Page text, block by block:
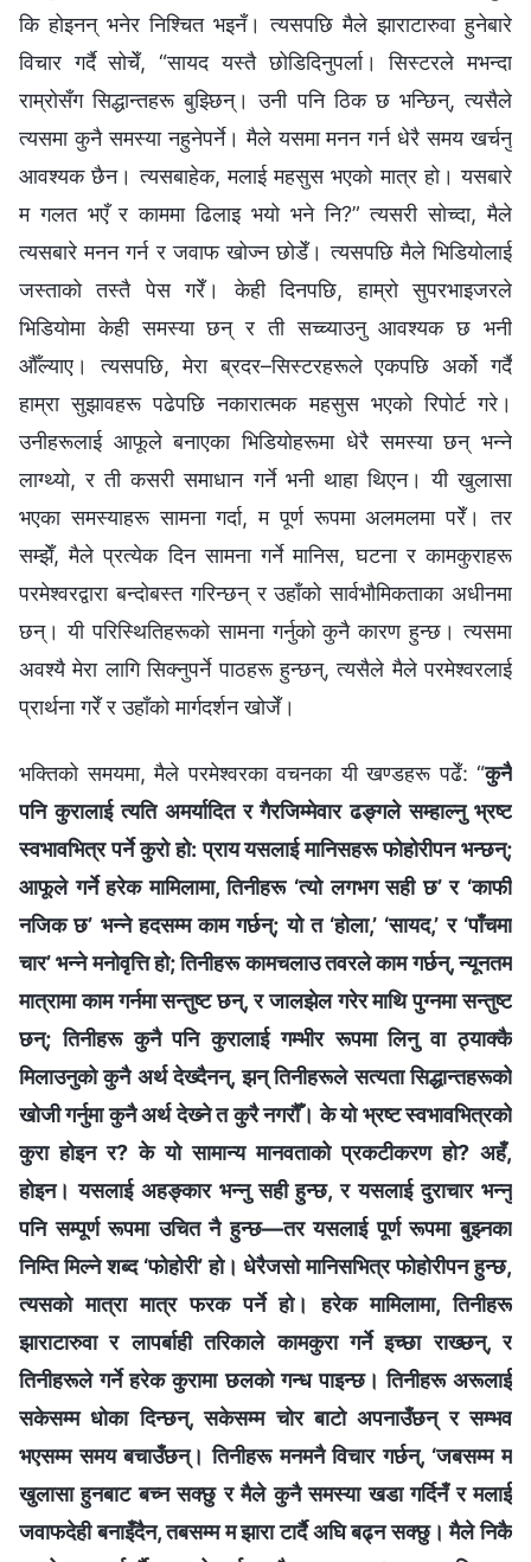
कि होइनन् भनेर निश्चित भइनँ। त्यसपछि मैले झाराटारुवा हुनेबारे
विचार गर्दै सोचेँ, “सायद यस्तै छोडिदिनुपर्ला। सिस्टरले मभन्दा
राम्रोसँग सिद्धान्तहरू बुझ्छिन्। उनी पनि ठिक छ भन्छिन्, त्यसैले
त्यसमा कुनै समस्या नहुनेपर्ने। मैले यसमा मनन गर्न धेरै समय खर्चनु
आवश्यक छैन। त्यसबाहेक, मलाई महसुस भएको मात्र हो। यसबारे
म गलत भएँ र काममा ढिलाइ भयो भने नि?” त्यसरी सोच्दा, मैले
त्यसबारे मनन गर्न र जवाफ खोज्न छोडेँ। त्यसपछि मैले भिडियोलाई
जस्ताको तस्तै पेस गरेँ। केही दिनपछि, हाम्रो सुपरभाइजरले
भिडियोमा केही समस्या छन् र ती सच्च्याउनु आवश्यक छ भनी
औँल्याए। त्यसपछि, मेरा ब्रदर–सिस्टरहरूले एकपछि अर्को गर्दै
हाम्रा सुझावहरू पढेपछि नकारात्मक महसुस भएको रिपोर्ट गरे।
उनीहरूलाई आफूले बनाएका भिडियोहरूमा धेरै समस्या छन् भन्‍ने
लाग्थ्यो, र ती कसरी समाधान गर्ने भनी थाहा थिएन। यी खुलासा
भएका समस्याहरू सामना गर्दा, म पूर्ण रूपमा अलमलमा परेँ। तर
सम्झेँ, मैले प्रत्येक दिन सामना गर्ने मानिस, घटना र कामकुराहरू
परमेश्‍वरद्वारा बन्दोबस्त गरिन्छन् र उहाँको सार्वभौमिकताका अधीनमा
छन्। यी परिस्थितिहरूको सामना गर्नुको कुनै कारण हुन्छ। त्यसमा
अवश्यै मेरा लागि सिक्नुपर्ने पाठहरू हुन्छन्, त्यसैले मैले परमेश्‍वरलाई
प्रार्थना गरेँ र उहाँको मार्गदर्शन खोजेँ।
भक्तिको समयमा, मैले परमेश्‍वरका वचनका यी खण्डहरू पढेँ: “कुनै
पनि कुरालाई त्यति अमर्यादित र गैरजिम्मेवार ढङ्गले सम्हाल्नु भ्रष्ट
स्वभावभित्र पर्ने कुरो हो: प्राय यसलाई मानिसहरू फोहोरीपन भन्छन्;
आफूले गर्ने हरेक मामिलामा, तिनीहरू ‘त्यो लगभग सही छ’ र ‘काफी
नजिक छ’ भन्‍ने हदसम्‍म काम गर्छन्; यो त ‘होला,’ ‘सायद,’ र ‘पाँचमा
चार’ भन्‍ने मनोवृत्ति हो; तिनीहरू कामचलाउ तवरले काम गर्छन्, न्यूनतम
मात्रामा काम गर्नमा सन्तुष्ट छन्, र जालझेल गरेर माथि पुग्नमा सन्तुष्ट
छन्; तिनीहरू कुनै पनि कुरालाई गम्भीर रूपमा लिनु वा ठ्याक्‍कै
मिलाउनुको कुनै अर्थ देख्दैनन्, झन् तिनीहरूले सत्यता सिद्धान्तहरूको
खोजी गर्नुमा कुनै अर्थ देख्‍ने त कुरै नगरौँ। के यो भ्रष्ट स्वभावभित्रको
कुरा होइन र? के यो सामान्य मानवताको प्रकटीकरण हो? अहँ,
होइन। यसलाई अहङ्‍कार भन्‍नु सही हुन्छ, र यसलाई दुराचार भन्‍नु
पनि सम्पूर्ण रूपमा उचित नै हुन्छ—तर यसलाई पूर्ण रूपमा बुझ्‍नका
निम्ति मिल्‍ने शब्द ‘फोहोरी’ हो। धेरैजसो मानिसभित्र फोहोरीपन हुन्छ,
त्यसको मात्रा मात्र फरक पर्ने हो। हरेक मामिलामा, तिनीहरू
झाराटारुवा र लापर्बाही तरिकाले कामकुरा गर्ने इच्छा राख्छन्, र
तिनीहरूले गर्ने हरेक कुरामा छलको गन्ध पाइन्छ। तिनीहरू अरूलाई
सकेसम्म धोका दिन्छन्, सकेसम्म चोर बाटो अपनाउँछन् र सम्‍भव
भएसम्म समय बचाउँछन्। तिनीहरू मनमनै विचार गर्छन्, ‘जबसम्म म
खुलासा हुनबाट बच्‍न सक्छु र मैले कुनै समस्या खडा गर्दिनँ र मलाई
जवाफदेही बनाइँदैन, तबसम्म म झारा टार्दै अघि बढ्न सक्छु। मैले निकै